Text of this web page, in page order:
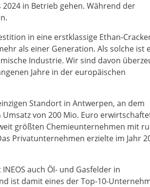
in Betrieb gehen. Während der
in eine erstklassige Ethan-
als einer Generation. Als solche ist
Industrie. Wir sind davon
Jahre in der europäischen
Standort in Antwerpen, an dem
von 200 Mio. Euro
größten Chemieunternehmen mit
Privatunternehmen erzielte im Jahr
auch Öl- und Gasfelder in
ist damit eines der Top-10-